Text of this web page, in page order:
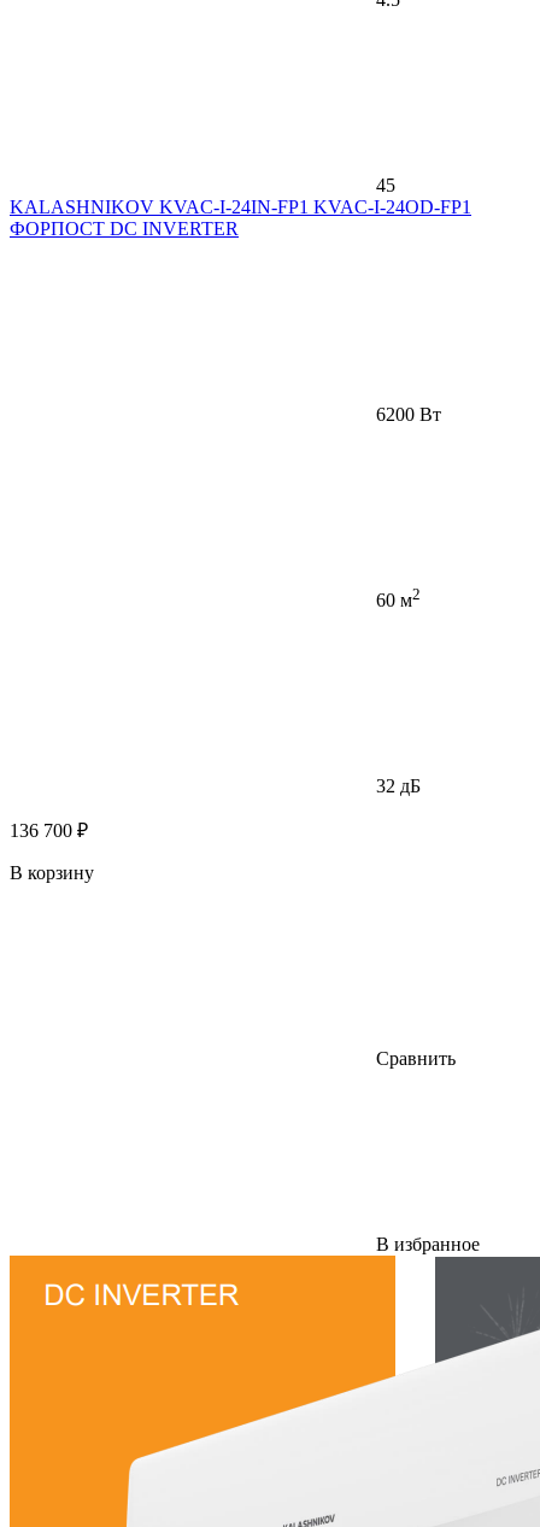
45
KALASHNIKOV KVAC-I-24IN-FP1 KVAC-I-24OD-FP1
ФОРПОСТ DC INVERTER
6200 Вт
60 м2
32 дБ
136 700 ₽
В корзину
Сравнить
В избранное